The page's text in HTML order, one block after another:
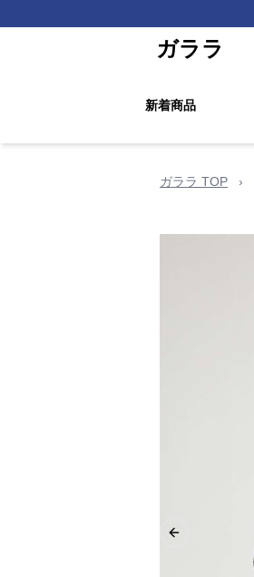
ガララ
新着商品
ガララ TOP ›
Previous slide